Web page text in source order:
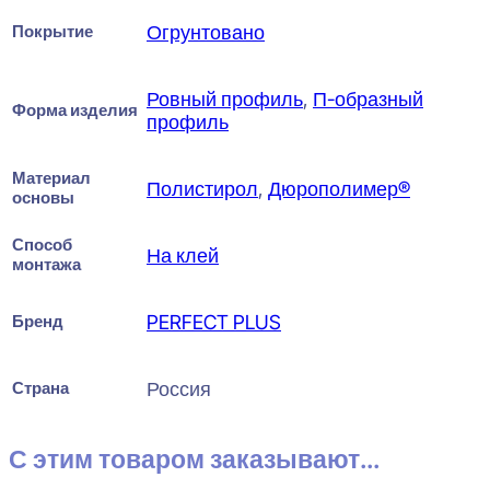
Покрытие Огрунтовано
Форма изделия Ровный профиль, П-образный
профиль
Материал
основы
Полистирол, Дюрополимер®
Способ
монтажа
На клей
Бренд PERFECT PLUS
Страна Россия
С этим товаром заказывают...